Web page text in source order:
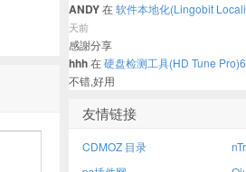
ANDY在软件本地化(Lingobit
天前
感謝分享
hhh在硬盘检测工具(HD Tune
不错,好用
友情链接
CDMOZ 目录